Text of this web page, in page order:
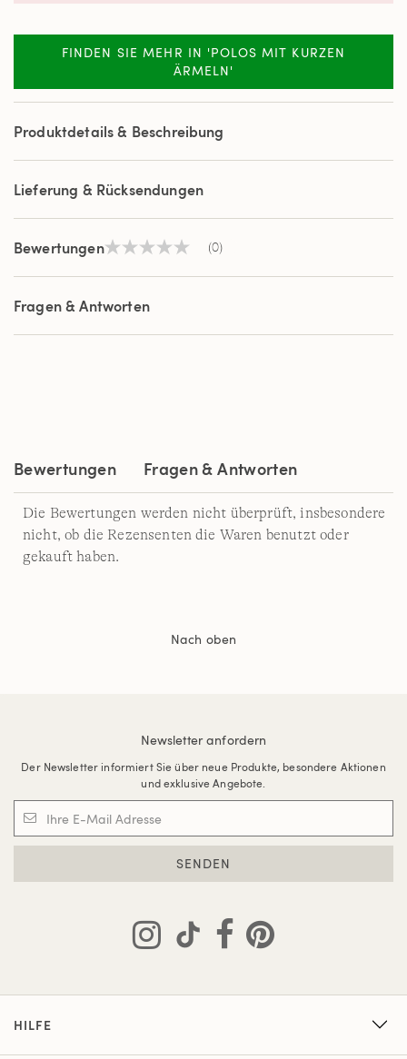
FINDEN SIE MEHR IN 'POLOS MIT KURZEN
ÄRMELN'
Produktdetails & Beschreibung
Lieferung & Rücksendungen
BewertungenKein
Link
derselben
(0)
Fragen & Antworten
Bewertungen Fragen & Antworten
Die Bewertungen werden nicht überprüft, insbesondere
nicht, ob die Rezensenten die Waren benutzt oder
gekauft haben.
Nach oben
Newsletter anfordern
Der Newsletter informiert Sie über neue Produkte, besondere Aktionen
und exklusive Angebote.
SENDEN
HILFE